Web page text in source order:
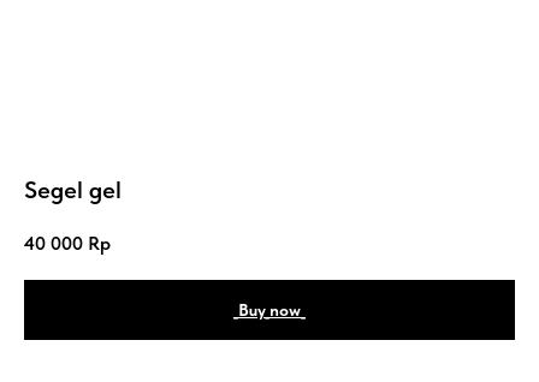
Segel gel
40 000 Rp
_Buy_now_